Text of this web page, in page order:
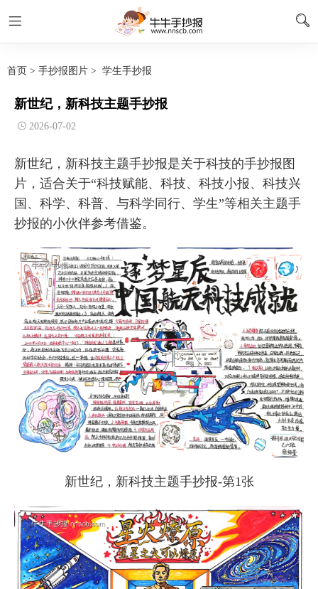
首页 > 手抄报图片 > 学生手抄报
新世纪，新科技主题手抄报
2026-07-02
新世纪，新科技主题手抄报是关于科技的手抄报图
片，适合关于“科技赋能、科技、科技小报、科技兴
国、科学、科普、与科学同行、学生”等相关主题手
抄报的小伙伴参考借鉴。
新世纪，新科技主题手抄报-第1张